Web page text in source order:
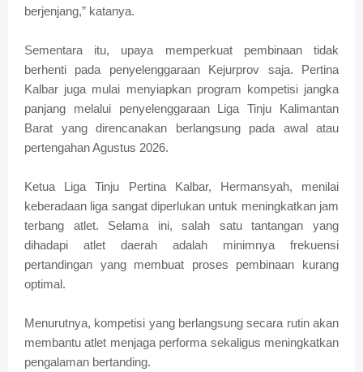
berjenjang,” katanya.
Sementara itu, upaya memperkuat pembinaan tidak
berhenti pada penyelenggaraan Kejurprov saja. Pertina
Kalbar juga mulai menyiapkan program kompetisi jangka
panjang melalui penyelenggaraan Liga Tinju Kalimantan
Barat yang direncanakan berlangsung pada awal atau
pertengahan Agustus 2026.
Ketua Liga Tinju Pertina Kalbar, Hermansyah, menilai
keberadaan liga sangat diperlukan untuk meningkatkan jam
terbang atlet. Selama ini, salah satu tantangan yang
dihadapi atlet daerah adalah minimnya frekuensi
pertandingan yang membuat proses pembinaan kurang
optimal.
Menurutnya, kompetisi yang berlangsung secara rutin akan
membantu atlet menjaga performa sekaligus meningkatkan
pengalaman bertanding.